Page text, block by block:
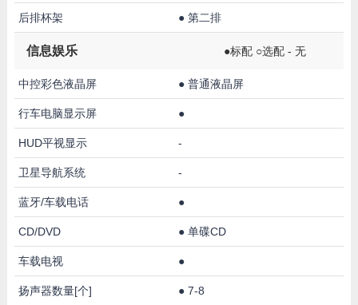
后排杯架 ● 第二排
信息娱乐 ●标配 ○选配 - 无
中控彩色液晶屏 ● 普通液晶屏
行车电脑显示屏 ●
HUD平视显示 -
卫星导航系统 -
蓝牙/车载电话 ●
CD/DVD ● 单碟CD
车载电视 ●
扬声器数量[个] ● 7-8